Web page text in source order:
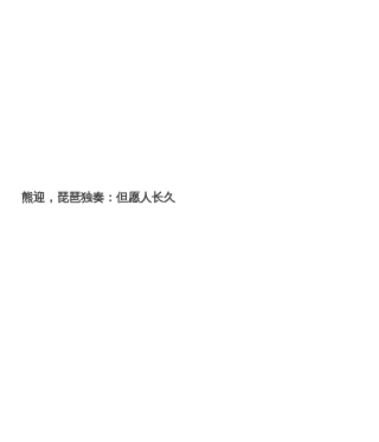
熊迎，琵琶独奏：但愿人长久